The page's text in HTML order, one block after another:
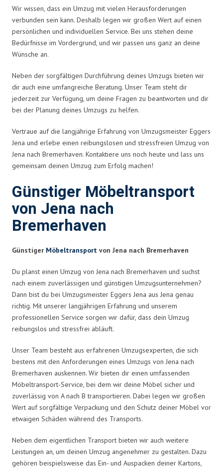
Wir wissen, dass ein Umzug mit vielen Herausforderungen
verbunden sein kann. Deshalb legen wir großen Wert auf einen
persönlichen und individuellen Service. Bei uns stehen deine
Bedürfnisse im Vordergrund, und wir passen uns ganz an deine
Wünsche an.
Neben der sorgfältigen Durchführung deines Umzugs bieten wir
dir auch eine umfangreiche Beratung. Unser Team steht dir
jederzeit zur Verfügung, um deine Fragen zu beantworten und dir
bei der Planung deines Umzugs zu helfen.
Vertraue auf die langjährige Erfahrung von Umzugsmeister Eggers
Jena und erlebe einen reibungslosen und stressfreien Umzug von
Jena nach Bremerhaven. Kontaktiere uns noch heute und lass uns
gemeinsam deinen Umzug zum Erfolg machen!
Günstiger Möbeltransport
von Jena nach
Bremerhaven
Günstiger Möbeltransport von Jena nach Bremerhaven
Du planst einen Umzug von Jena nach Bremerhaven und suchst
nach einem zuverlässigen und günstigen Umzugsunternehmen?
Dann bist du bei Umzugsmeister Eggers Jena aus Jena genau
richtig. Mit unserer langjährigen Erfahrung und unserem
professionellen Service sorgen wir dafür, dass dein Umzug
reibungslos und stressfrei abläuft.
Unser Team besteht aus erfahrenen Umzugsexperten, die sich
bestens mit den Anforderungen eines Umzugs von Jena nach
Bremerhaven auskennen. Wir bieten dir einen umfassenden
Möbeltransport-Service, bei dem wir deine Möbel sicher und
zuverlässig von A nach B transportieren. Dabei legen wir großen
Wert auf sorgfältige Verpackung und den Schutz deiner Möbel vor
etwaigen Schäden während des Transports.
Neben dem eigentlichen Transport bieten wir auch weitere
Leistungen an, um deinen Umzug angenehmer zu gestalten. Dazu
gehören beispielsweise das Ein- und Auspacken deiner Kartons,